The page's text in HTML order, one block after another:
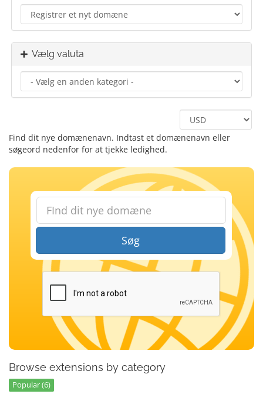
Vælg valuta
Find dit nye domænenavn. Indtast et domænenavn eller
søgeord nedenfor for at tjekke ledighed.
Søg
Browse extensions by category
Popular (6)